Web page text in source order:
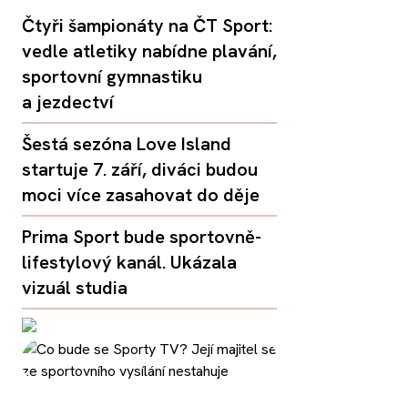
Čtyři šampionáty na ČT Sport:
vedle atletiky nabídne plavání,
sportovní gymnastiku
a jezdectví
Šestá sezóna Love Island
startuje 7. září, diváci budou
moci více zasahovat do děje
Prima Sport bude sportovně-
lifestylový kanál. Ukázala
vizuál studia